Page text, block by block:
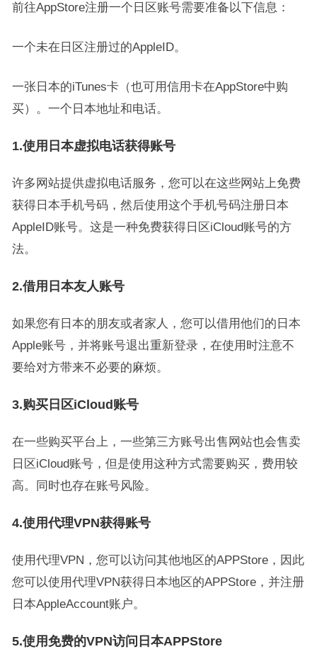
前往AppStore注册一个日区账号需要准备以下信息：
一个未在日区注册过的AppleID。
一张日本的iTunes卡（也可用信用卡在AppStore中购
买）。一个日本地址和电话。
1.使用日本虚拟电话获得账号
许多网站提供虚拟电话服务，您可以在这些网站上免费
获得日本手机号码，然后使用这个手机号码注册日本
AppleID账号。这是一种免费获得日区iCloud账号的方
法。
2.借用日本友人账号
如果您有日本的朋友或者家人，您可以借用他们的日本
Apple账号，并将账号退出重新登录，在使用时注意不
要给对方带来不必要的麻烦。
3.购买日区iCloud账号
在一些购买平台上，一些第三方账号出售网站也会售卖
日区iCloud账号，但是使用这种方式需要购买，费用较
高。同时也存在账号风险。
4.使用代理VPN获得账号
使用代理VPN，您可以访问其他地区的APPStore，因此
您可以使用代理VPN获得日本地区的APPStore，并注册
日本AppleAccount账户。
5.使用免费的VPN访问日本APPStore